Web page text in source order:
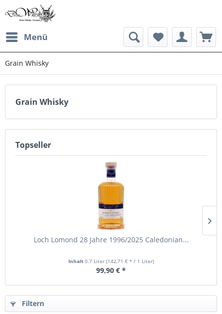
Menü
Grain Whisky
Grain Whisky
Topseller
Loch Lomond 28 Jahre 1996/2025 Caledonian...
Inhalt 0.7 Liter (142,71 € * / 1 Liter)
99,90 € *
Filtern